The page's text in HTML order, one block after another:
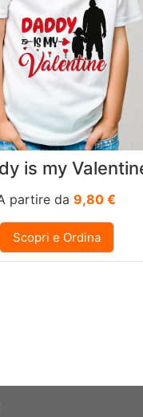
is my
partire da9,80 €
Scopri e Ordina